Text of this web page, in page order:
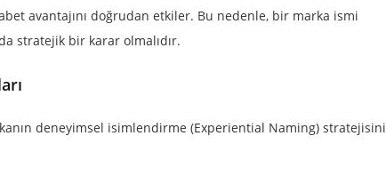
avantajını doğrudan etkiler. Bu nedenle, bir marka ismi
stratejik bir karar olmalıdır.
deneyimsel isimlendirme (Experiential Naming) stratejisini